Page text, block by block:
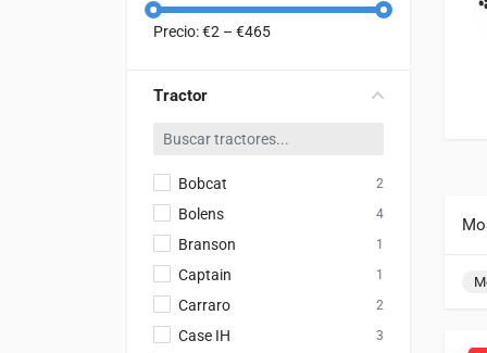
Precio: €2 – €465
Tractor
Bobcat 2
Bolens 4
Branson 1
Captain 1
Carraro 2
Case IH 3